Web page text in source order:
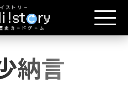
納言